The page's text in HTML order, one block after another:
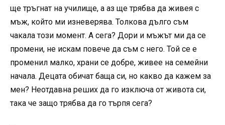
ще тръгнат на училище, а аз ще трябва да живея с
мъж, който ми изневерява. Толкова дълго съм
чакала този момент. А сега? Дори и мъжът ми да се
промени, не искам повече да съм с него. Той се е
променил малко, храни се добре, живее на семейни
начала. Децата обичат баща си, но какво да кажем за
мен? Неотдавна реших да го изключа от живота си,
така че защо трябва да го търпя сега?